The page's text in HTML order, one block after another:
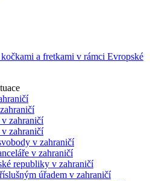
kočkami a fretkami v rámci Evropské
zahraničí
zahraničí
v zahraničí
v zahraničí
republiky v zahraničí
úřadem v zahraničí